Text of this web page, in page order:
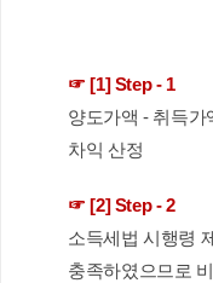
☞ [1] Step - 1
양도가액 - 취득가
차익 산정
☞ [2] Step - 2
소득세법 시행령
충족하였으므로